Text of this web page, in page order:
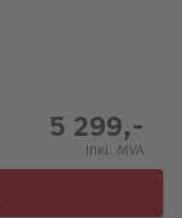
5 299,-
Inkl. MVA